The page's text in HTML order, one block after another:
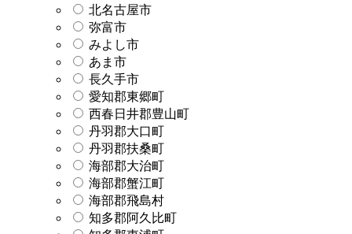
北名古屋市
弥富市
みよし市
あま市
長久手市
愛知郡東郷町
西春日井郡豊山町
丹羽郡大口町
丹羽郡扶桑町
海部郡大治町
海部郡蟹江町
海部郡飛島村
知多郡阿久比町